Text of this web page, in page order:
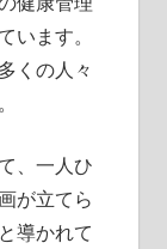
います。
くの人々
、一人ひ
が立てら
導かれて